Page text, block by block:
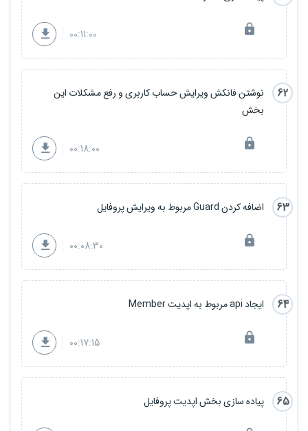
00:11:00
62
نوشتن فانکش ویرایش حساب کاربری و رفع مشکلات این
بخش
00:18:00
63 اضافه کردن Guard مربوط به ویرایش پروفایل
00:08:30
64 ایجاد api مربوط به اپدیت Member
00:17:15
65 پیاده سازی بخش اپدیت پروفایل